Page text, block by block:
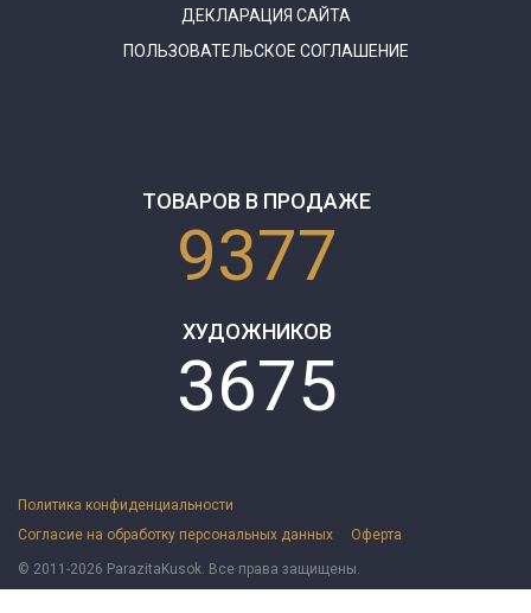
ДЕКЛАРАЦИЯ САЙТА
ПОЛЬЗОВАТЕЛЬСКОЕ СОГЛАШЕНИЕ
ТОВАРОВ В ПРОДАЖЕ
9377
ХУДОЖНИКОВ
3675
Политика конфиденциальности
Согласие на обработку персональных данных
Оферта
© 2011-2026 ParazitaKusok. Все права защищены.